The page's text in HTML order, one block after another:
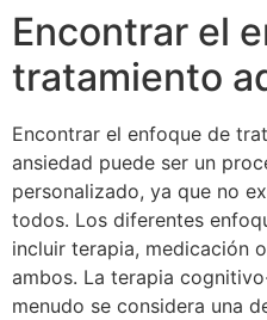
Encontrar el
tratamiento
Encontrar el enfoque de
ansiedad puede ser un
personalizado, ya que no
todos. Los diferentes
incluir terapia, medicación
ambos. La terapia
menudo se considera una